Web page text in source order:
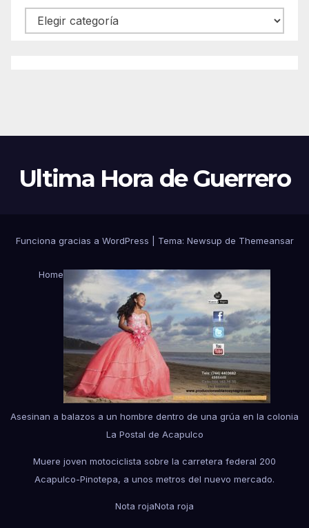
Categorías
Ultima Hora de Guerrero
Funciona gracias a WordPress Tema: Newsup de Themeansar
Home
Asesinan a balazos a un hombre dentro de una grúa en la colonia
La Postal de Acapulco
Muere joven motociclista sobre la carretera federal 200
Acapulco-Pinotepa, a unos metros del nuevo mercado.
Nota rojaNota roja